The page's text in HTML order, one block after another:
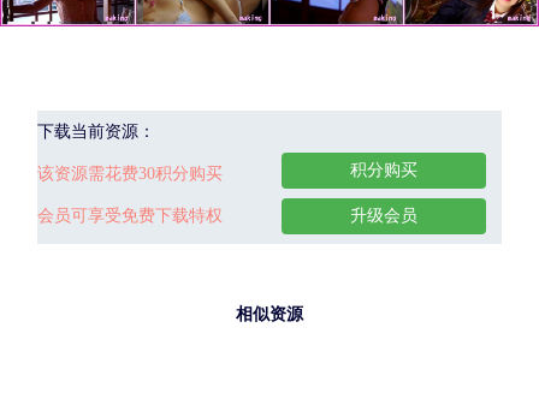
下载当前资源：
该资源需花费30积分购买
会员可享受免费下载特权
积分购买
升级会员
相似资源